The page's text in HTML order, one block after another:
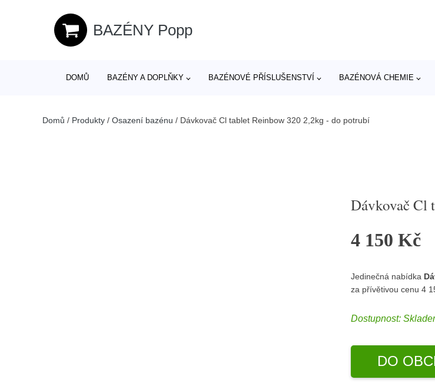
BAZÉNY Popp
DOMŮ BAZÉNY A DOPLŇKY BAZÉNOVÉ PŘÍSLUŠENSTVÍ BAZÉNOVÁ CHEMIE
Domů / Produkty / Osazení bazénu / Dávkovač Cl tablet Reinbow 320 2,2kg - do potrubí
Dávkovač Cl
4 150 Kč
Jedinečná nabídka
za přívětivou cenu 4
Dostupnost:
DO